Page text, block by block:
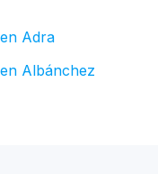
Adra
Albánchez